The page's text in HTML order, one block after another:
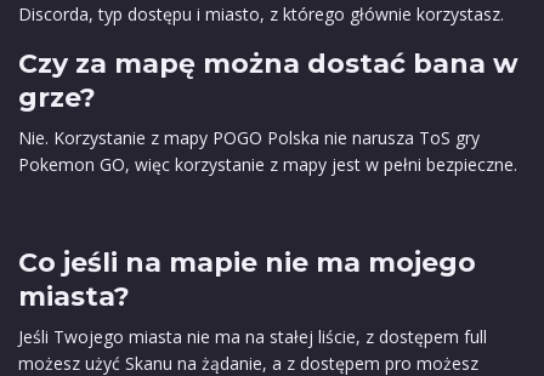
Discorda, typ dostępu i miasto, z którego głównie korzystasz.
Czy za mapę można dostać bana w
grze?
Nie. Korzystanie z mapy POGO Polska nie narusza ToS gry
Pokemon GO, więc korzystanie z mapy jest w pełni bezpieczne.
Co jeśli na mapie nie ma mojego
miasta?
Jeśli Twojego miasta nie ma na stałej liście, z dostępem full
możesz użyć Skanu na żądanie, a z dostępem pro możesz